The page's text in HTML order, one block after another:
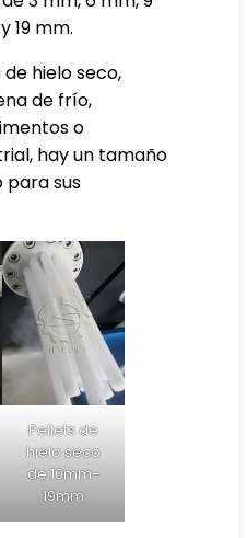
19 mm.
hielo seco,
de frío,
o
hay un tamaño
para sus
Pellets de
hielo seco
de 10mm-
19mm